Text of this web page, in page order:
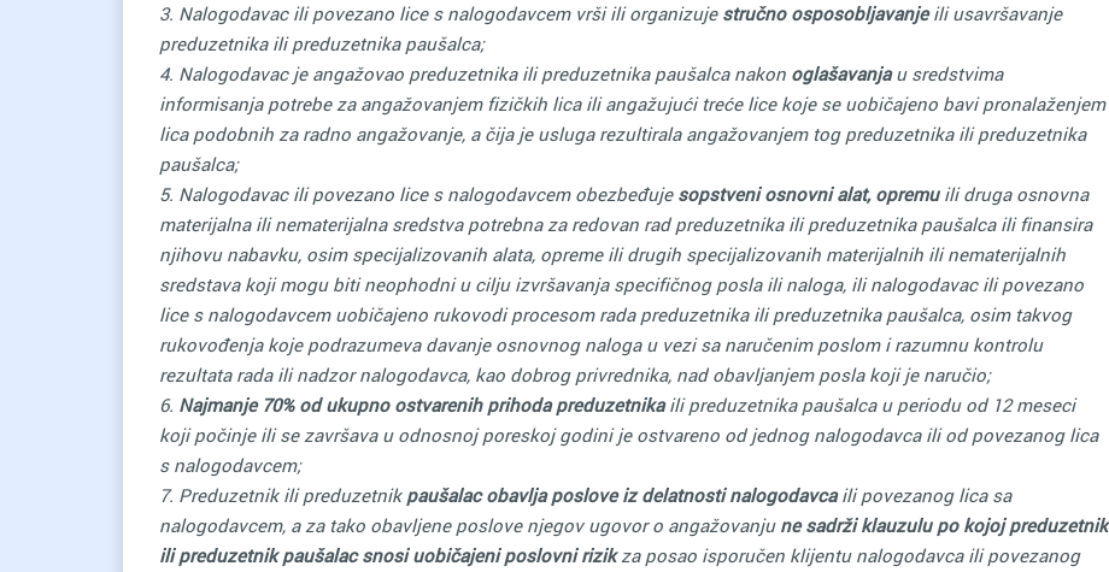
3. Nalogodavac ili povezano lice s nalogodavcem vrši ili organizuje stručno osposobljavanjeili usavršavanje
preduzetnika ili preduzetnika paušalca;
4. Nalogodavac je angažovao preduzetnika ili preduzetnika paušalca nakon oglašavanjau sredstvima
informisanja potrebe za angažovanjem fizičkih lica ili angažujući treće lice koje se uobičajeno bavi pronalaženjem
lica podobnih za radno angažovanje, a čija je usluga rezultirala angažovanjem tog preduzetnika ili preduzetnika
paušalca;
5. Nalogodavac ili povezano lice s nalogodavcem obezbeđuje sopstveni osnovni alat, opremuili druga osnovna
materijalna ili nematerijalna sredstva potrebna za redovan rad preduzetnika ili preduzetnika paušalca ili finansira
njihovu nabavku, osim specijalizovanih alata, opreme ili drugih specijalizovanih materijalnih ili nematerijalnih
sredstava koji mogu biti neophodni u cilju izvršavanja specifičnog posla ili naloga, ili nalogodavac ili povezano
lice s nalogodavcem uobičajeno rukovodi procesom rada preduzetnika ili preduzetnika paušalca, osim takvog
rukovođenja koje podrazumeva davanje osnovnog naloga u vezi sa naručenim poslom i razumnu kontrolu
rezultata rada ili nadzor nalogodavca, kao dobrog privrednika, nad obavljanjem posla koji je naručio;
6. Najmanje 70% od ukupno ostvarenih prihoda preduzetnikaili preduzetnika paušalca u periodu od 12 meseci
koji počinje ili se završava u odnosnoj poreskoj godini je ostvareno od jednog nalogodavca ili od povezanog lica
s nalogodavcem;
7. Preduzetnik ili preduzetnik paušalac obavlja poslove iz delatnosti nalogodavcaili povezanog lica sa
nalogodavcem, a za tako obavljene poslove njegov ugovor o angažovanju ne sadrži klauzulu po kojoj preduzetnik
ili preduzetnik paušalac snosi uobičajeni poslovni rizikza posao isporučen klijentu nalogodavca ili povezanog